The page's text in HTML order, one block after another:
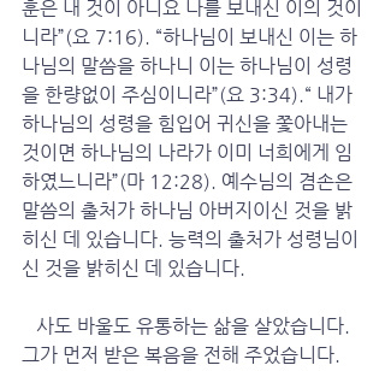
훈은 내 것이 아니요 나를 보내신 이의 것이
니라”(요 7:16). “하나님이 보내신 이는 하
나님의 말씀을 하나니 이는 하나님이 성령
을 한량없이 주심이니라”(요 3:34).“ 내가
하나님의 성령을 힘입어 귀신을 쫓아내는
것이면 하나님의 나라가 이미 너희에게 임
하였느니라”(마 12:28). 예수님의 겸손은
말씀의 출처가 하나님 아버지이신 것을 밝
히신 데 있습니다. 능력의 출처가 성령님이
신 것을 밝히신 데 있습니다.
그가 먼저 받은 복음을 전해 주었습니다.